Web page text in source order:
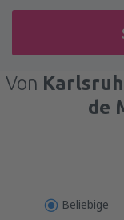
Von
de
Beliebige